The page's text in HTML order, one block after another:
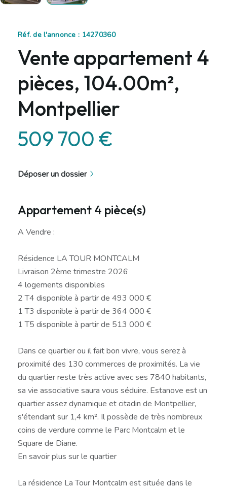
Réf. de l'annonce : 14270360
Vente appartement 4
pièces, 104.00m²,
Montpellier
509 700 €
Déposer un dossier
Appartement 4 pièce(s)
A Vendre :
Résidence LA TOUR MONTCALM
Livraison 2ème trimestre 2026
4 logements disponibles
2 T4 disponible à partir de 493 000 €
1 T3 disponible à partir de 364 000 €
1 T5 disponible à partir de 513 000 €
Dans ce quartier ou il fait bon vivre, vous serez à
proximité des 130 commerces de proximités. La vie
du quartier reste très active avec ses 7840 habitants,
sa vie associative saura vous séduire. Estanove est un
quartier assez dynamique et citadin de Montpellier,
s'étendant sur 1,4 km². Il possède de très nombreux
coins de verdure comme le Parc Montcalm et le
Square de Diane.
En savoir plus sur le quartier
La résidence La Tour Montcalm est située dans le